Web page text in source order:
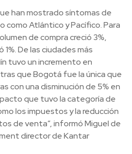
han mostrado síntomas de
como Atlántico y Pacífico. Para
de compra creció 3%,
De las ciudades más
tuvo un incremento en
que Bogotá fue la única que
con una disminución de 5% en
que tuvo la categoría de
los impuestos y la reducción
de venta”, informó Miguel de
director de Kantar